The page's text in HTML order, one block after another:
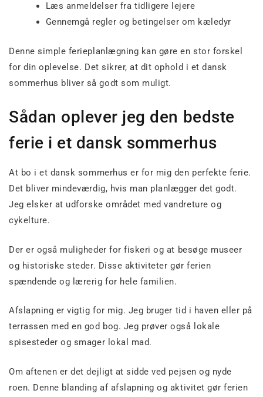
Læs anmeldelser fra tidligere lejere
Gennemgå regler og betingelser om kæledyr
Denne simple ferieplanlægning kan gøre en stor forskel
for din oplevelse. Det sikrer, at dit ophold i et dansk
sommerhus bliver så godt som muligt.
Sådan oplever jeg den bedste
ferie i et dansk sommerhus
At bo i et dansk sommerhus er for mig den perfekte ferie.
Det bliver mindeværdig, hvis man planlægger det godt.
Jeg elsker at udforske området med vandreture og
cykelture.
Der er også muligheder for fiskeri og at besøge museer
og historiske steder. Disse aktiviteter gør ferien
spændende og lærerig for hele familien.
Afslapning er vigtig for mig. Jeg bruger tid i haven eller på
terrassen med en god bog. Jeg prøver også lokale
spisesteder og smager lokal mad.
Om aftenen er det dejligt at sidde ved pejsen og nyde
roen. Denne blanding af afslapning og aktivitet gør ferien